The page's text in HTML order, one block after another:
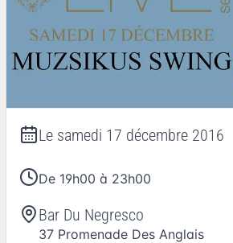
Le samedi 17 décembre 2016
De 19h00 à 23h00
Bar Du Negresco
37 Promenade Des Anglais